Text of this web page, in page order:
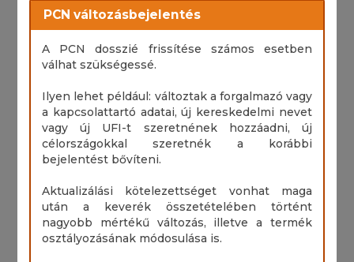
PCN változásbejelentés
A PCN dosszié frissítése számos esetben
válhat szükségessé.
Ilyen lehet például: változtak a forgalmazó vagy
a kapcsolattartó adatai, új kereskedelmi nevet
vagy új UFI-t szeretnének hozzáadni, új
célországokkal szeretnék a korábbi
bejelentést bővíteni.
Aktualizálási kötelezettséget vonhat maga
után a keverék összetételében történt
nagyobb mértékű változás, illetve a termék
osztályozásának módosulása is.